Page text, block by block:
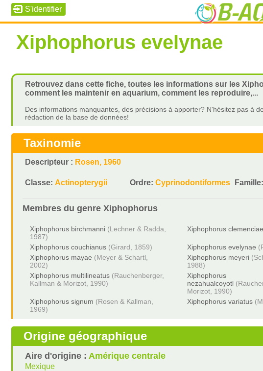
Xiphophorus evelynae
Retrouvez dans cette fiche, toutes les informations sur les
comment les maintenir en aquarium, comment les reproduire,...
Des informations manquantes, des précisions à apporter? N'hésitez pas à
rédaction de la base de données!
Taxinomie
Descripteur : Rosen, 1960
Classe:Actinopterygii Ordre:Cyprinodontiformes Famille:
Membres du genreXiphophorus
Xiphophorus birchmanni (Lechner & Radda,
1987)
Xiphophorus clemenciae
Xiphophorus couchianus (Girard, 1859) Xiphophorus evelynae
Xiphophorus mayae (Meyer & Schartl,
2002)
Xiphophorus meyeri
1988)
Xiphophorus multilineatus (Rauchenberger,
Kallman & Morizot, 1990)
Xiphophorus
nezahualcoyotl
Morizot, 1990)
Xiphophorus signum (Rosen & Kallman,
1969)
Xiphophorus variatus
Origine géographique
Aire d'origine :Amérique centrale
Mexique